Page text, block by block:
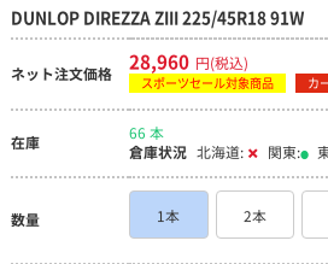
す。 燃費は変わりません。 妻（本来はス
に開口一番、ハンドルが重くなったと言
れたようです。 溝が少なめなので、雨が
ところ怖い思いはしていません。 乗り心
が、これはポテンザが硬化していたから
ません。 以上、ご参考になれば幸いです
DUNLOP DIREZZA ZIII 225/45R18 91W
ネット注文価格 28,960 円(税込)
スポーツセール対象商品 カ
在庫
66 本
倉庫状況 北海道: 関東:
数量 1本 2本